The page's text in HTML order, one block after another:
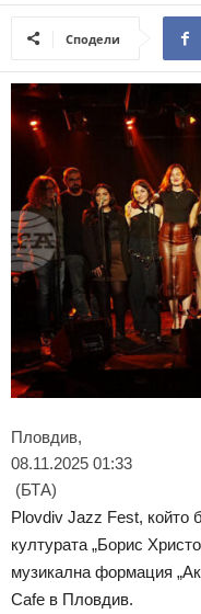
Сподели
Пловдив,
08.11.2025 01:33
(БТА)
Plovdiv Jazz Fest, който
културата „Борис
музикална формация
Cafe в Пловдив.